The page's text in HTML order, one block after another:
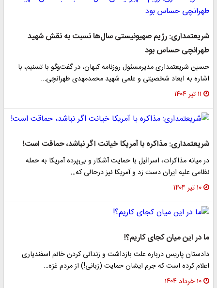
شریعتمداری: رژیم صهیونیستی سال‌ها نسبت به نقش شهید
طهرانچی حساس بود
حسین شریعتمداری مدیرمسئول روزنامه کیهان، در گفت‌وگو با تسنیم، با
اشاره به ابعاد شخصیتی و علمی شهید محمدمهدی طهرانچی…
۱۱ تیر ۱۴۰۴
شریعتمداری: مذاکره با آمریکا خیانت اگر نباشد، حماقت است!
در میانه مذاکرات، اسرائیل با حمایت آشکار و بی‌پرده آمریکا به حمله
نظامی علیه ایران دست زد و آمریکا نیز درحالی که…
۱۰ تیر ۱۴۰۴
ما در این میان کجای کاریم؟!
دادستان پاریس در‌باره علت بازداشت و زندانی کردن خانم اسفندیاری
اعلام کرده است که جرم ایشان حمایت (زبانی!‌) از مردم غزه…
۱۰ خرداد ۱۴۰۴